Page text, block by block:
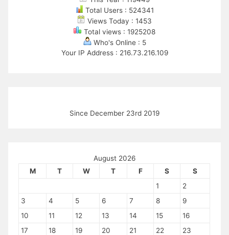
Total Users : 524341
Views Today : 1453
Total views : 1925208
Who's Online : 5
Your IP Address : 216.73.216.109
Since December 23rd 2019
August 2026
M
T W T F S
S
1
2
3
4 5 6 7 8
9
10
11 12 13 14 15
16
17
18 19 20 21 22
23